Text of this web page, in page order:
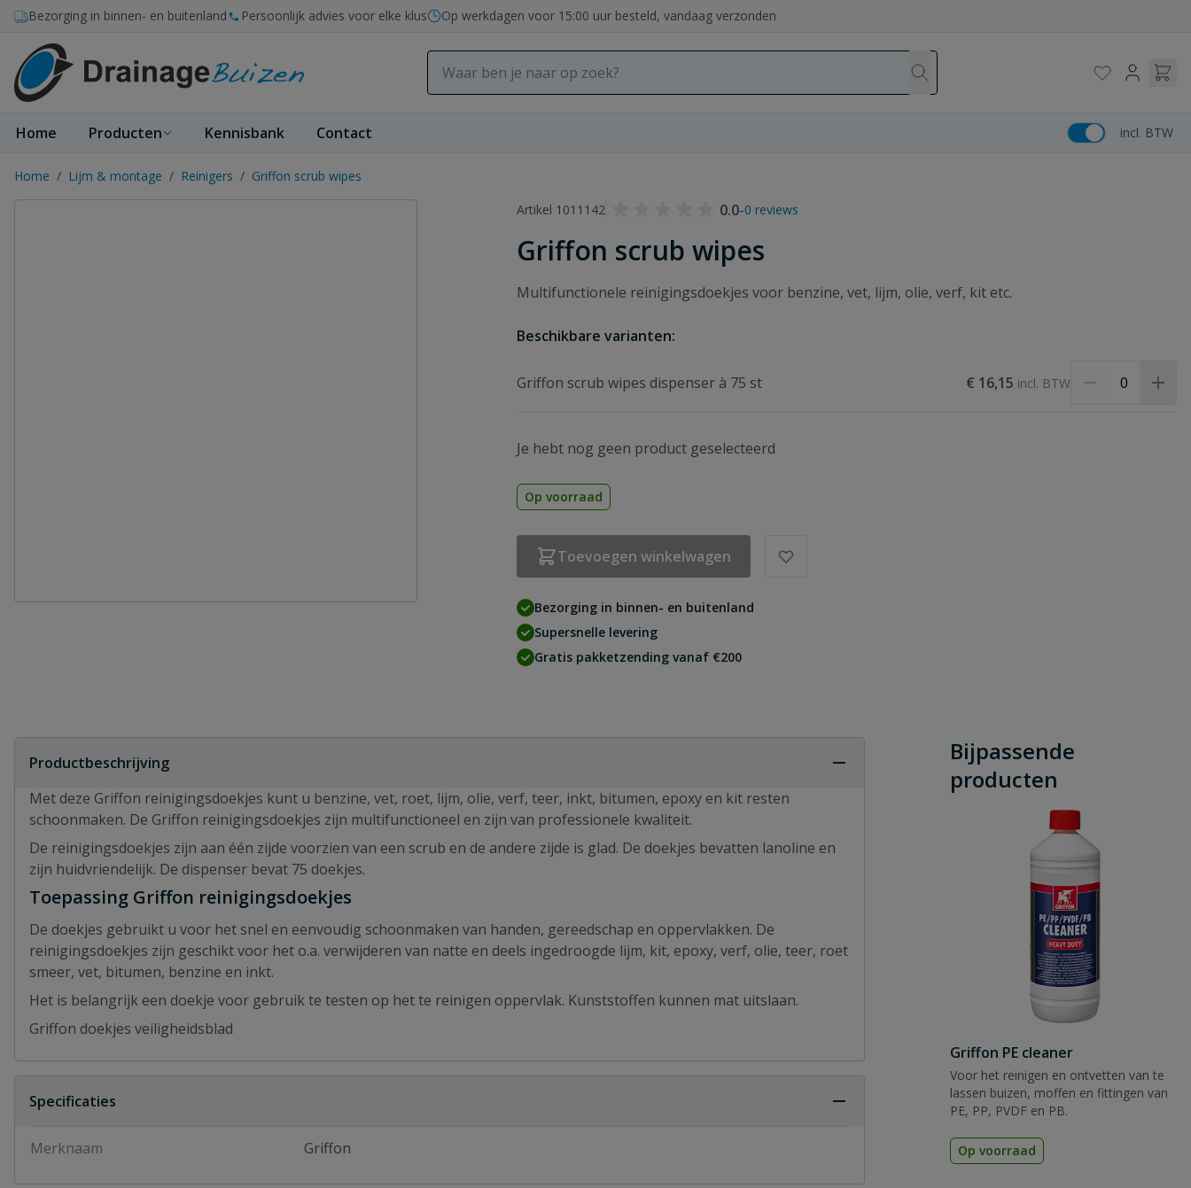
Ga naar de inhoud
Bezorging in binnen- en buitenland Persoonlijk advies voor elke klus Op werkdagen voor 15:00 uur besteld, vandaag verzonden
Home Producten Kennisbank Contact incl. BTW
Home / Lijm & montage / Reinigers / Griffon scrub wipes
Artikel 1011142
0.0-0 reviews
Griffon scrub wipes
Multifunctionele reinigingsdoekjes voor benzine, vet, lijm, olie, verf, kit etc.
Beschikbare varianten:
Griffon scrub wipes dispenser à 75 st € 16,15
Je hebt nog geen product geselecteerd
Op voorraad
Toevoegen winkelwagen
Bezorging in binnen- en buitenland
Supersnelle levering
Gratis pakketzending vanaf €200
Productbeschrijving
Met deze Griffon reinigingsdoekjes kunt u benzine, vet, roet, lijm, olie, verf, teer, inkt, bitumen, epoxy en kit resten
schoonmaken. De Griffon reinigingsdoekjes zijn multifunctioneel en zijn van professionele kwaliteit.
De reinigingsdoekjes zijn aan één zijde voorzien van een scrub en de andere zijde is glad. De doekjes bevatten lanoline en
zijn huidvriendelijk. De dispenser bevat 75 doekjes.
Toepassing Griffon reinigingsdoekjes
De doekjes gebruikt u voor het snel en eenvoudig schoonmaken van handen, gereedschap en oppervlakken. De
reinigingsdoekjes zijn geschikt voor het o.a. verwijderen van natte en deels ingedroogde lijm, kit, epoxy, verf, olie, teer, roet
smeer, vet, bitumen, benzine en inkt.
Het is belangrijk een doekje voor gebruik te testen op het te reinigen oppervlak. Kunststoffen kunnen mat uitslaan.
Griffon doekjes veiligheidsblad
Specificaties
Merknaam Griffon
Bijpassende
producten
Griffon PE cleaner
Voor het reinigen en ontvetten van te
lassen buizen, moffen en fittingen van
PE, PP, PVDF en PB.
Op voorraad